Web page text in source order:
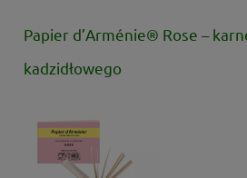
Papier d’Arménie® Rose –
kadzidłowego